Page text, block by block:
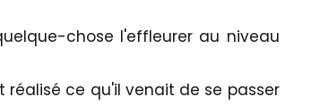
chose l'effleurer au niveau
ce qu'il venait de se passer